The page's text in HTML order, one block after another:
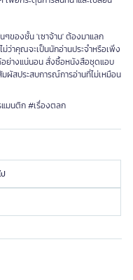
ๆของชั้น 'เซาจ้าน' ต้องมาแลก
าคุณจะเป็นนักอ่านประจำหรือเพิ่ง
ย่างแน่นอน สั่งซื้อหนังสือชุดแอบ
ผัสประสบการณ์การอ่านที่ไม่เหมือน
มนติก #เรื่องตลก